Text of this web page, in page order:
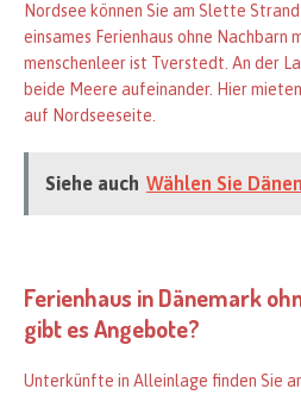
Nordsee können Sie am Slette
einsames Ferienhaus ohne Nachbarn
menschenleer ist Tverstedt. An der
beide Meere aufeinander. Hier
auf Nordseeseite.
Siehe auch Wählen Sie
Ferienhaus in Dänemark
gibt es Angebote?
Unterkünfte in Alleinlage finden Sie